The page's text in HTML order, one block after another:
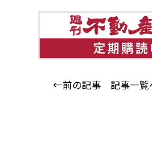
←前の記事 記事一覧